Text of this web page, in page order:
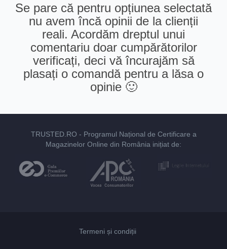
Se pare că pentru opțiunea selectată
nu avem încă opinii de la clienții
reali. Acordăm dreptul unui
comentariu doar cumpărătorilor
verificați, deci vă încurajăm să
plasați o comandă pentru a lăsa o
opinie 🙂
TRUSTED.RO - Programul Național de Certificare a
Magazinelor Online din România inițiat de:
Termeni și condiții